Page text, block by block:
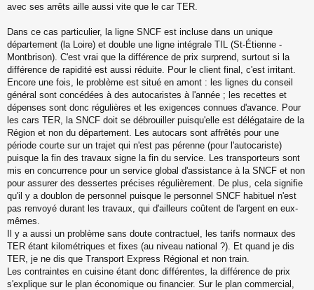
avec ses arrêts aille aussi vite que le car TER.
Dans ce cas particulier, la ligne SNCF est incluse dans un unique
département (la Loire) et double une ligne intégrale TIL (St-Étienne -
Montbrison). C'est vrai que la différence de prix surprend, surtout si la
différence de rapidité est aussi réduite. Pour le client final, c'est irritant.
Encore une fois, le problème est situé en amont : les lignes du conseil
général sont concédées à des autocaristes à l'année ; les recettes et
dépenses sont donc régulières et les exigences connues d'avance. Pour
les cars TER, la SNCF doit se débrouiller puisqu'elle est délégataire de la
Région et non du département. Les autocars sont affrêtés pour une
période courte sur un trajet qui n'est pas pérenne (pour l'autocariste)
puisque la fin des travaux signe la fin du service. Les transporteurs sont
mis en concurrence pour un service global d'assistance à la SNCF et non
pour assurer des dessertes précises régulièrement. De plus, cela signifie
qu'il y a doublon de personnel puisque le personnel SNCF habituel n'est
pas renvoyé durant les travaux, qui d'ailleurs coûtent de l'argent en eux-
mêmes.
Il y a aussi un problème sans doute contractuel, les tarifs normaux des
TER étant kilométriques et fixes (au niveau national ?). Et quand je dis
TER, je ne dis que Transport Express Régional et non train.
Les contraintes en cuisine étant donc différentes, la différence de prix
s'explique sur le plan économique ou financier. Sur le plan commercial,